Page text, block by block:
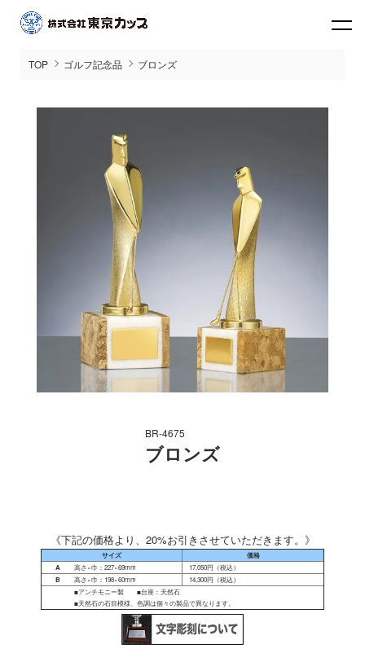
TOP ゴルフ記念品 ブロンズ
BR-4675
ブロンズ
《下記の価格より、20%お引きさせていただきます。》
サイズ
価格
A
高さ×巾：227×69mm
17,050円（税込）
B
高さ×巾：198×60mm
14,300円（税込）
■アンチモニー製 ■台座：天然石
■天然石の石目模様、色調は個々の製品で異なります。